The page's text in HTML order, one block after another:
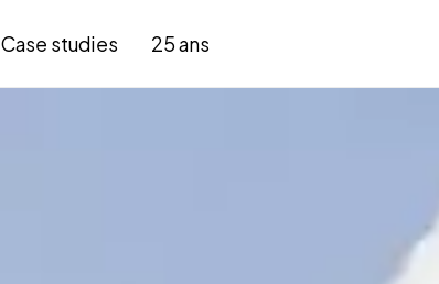
Case studies 25 ans